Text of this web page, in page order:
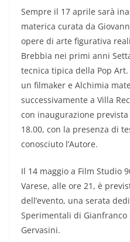
Sempre il 17 aprile sarà
materica curata da
opere di arte figurativa
Brebbia nei primi anni
tecnica tipica della Pop
un filmaker e Alchimia
successivamente a Villa
con inaugurazione
18.00, con la presenza di
conosciuto l’Autore.
Il 14 maggio a Film Studio
Varese, alle ore 21, è
dell’evento, una serata
Sperimentali di
Gervasini.